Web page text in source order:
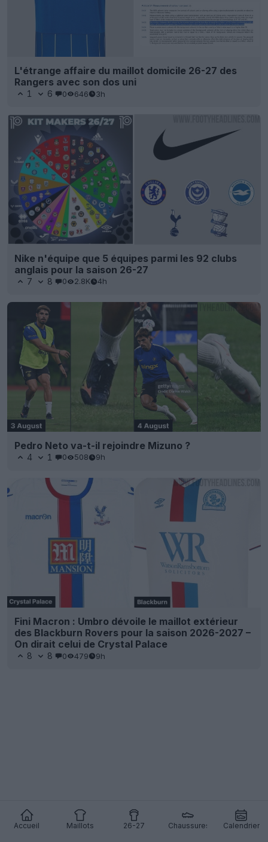
Accueil Maillots 26-27 Chaussures Calendrier
L'étrange affaire du maillot domicile 26-27 des
Rangers avec son dos uni
1 6 0 646 3h
Nike n'équipe que 5 équipes parmi les 92 clubs
anglais pour la saison 26-27
7 8 0 2.8K 4h
Pedro Neto va-t-il rejoindre Mizuno ?
4 1 0 508 9h
Fini Macron : Umbro dévoile le maillot extérieur
des Blackburn Rovers pour la saison 2026-2027 –
On dirait celui de Crystal Palace
8 8 0 479 9h